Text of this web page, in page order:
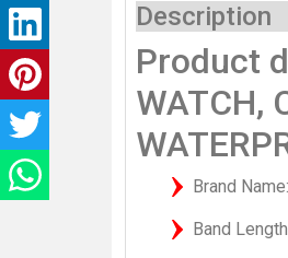
Description
Product
WATCH,
Brand
Band